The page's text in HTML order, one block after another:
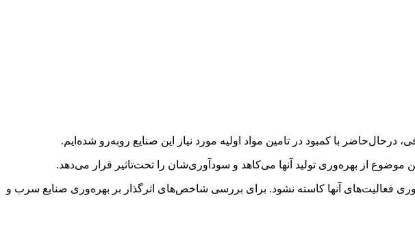
با کمبود در تامین مواد اولیه مورد نیاز این صنایع روبه‌رو شده‌ایم.
موضوع از بهره‌وری تولید آنها می‌کاهد و سودآوری‌شان را تحت‌تاثیر قرار می‌دهد.
فعالیت‌های آنها کاسته نشود. برای بررسی شاخص‌های اثرگذار بر بهره‌وری صنایع سرب و